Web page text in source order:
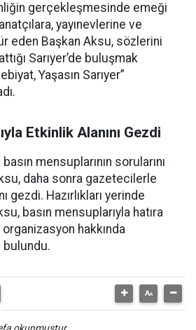
gerçekleşmesinde emeği
yayınevlerine ve
eden Başkan Aksu, sözlerini
Sarıyer’de buluşmak
Yaşasın Sarıyer”
Etkinlik Alanını Gezdi
mensuplarının sorularını
daha sonra gazetecilerle
gezdi. Hazırlıkları yerinde
basın mensuplarıyla hatıra
hakkında